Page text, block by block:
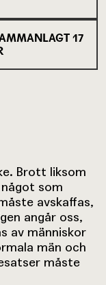
17
Brott liksom
som
avskaffas,
angår oss,
av människor
män och
måste